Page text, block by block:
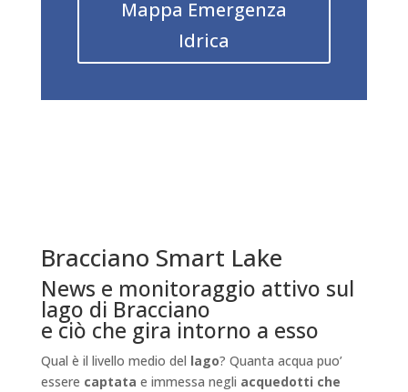
synonyms, and compare contexts so that
new words stick. By practicing with
sentences and listening to pronunciations,
more confidently in writing and speech.
turns passive recognition into active
mastery. Combine lookups with reading
and speaking tasks, and treat the
translator as a bridge between
encountering unfamiliar items and making
them part of your productive repertoire.
Mappa Emergenza
Idrica
Bracciano Smart Lake
News e monitoraggio attivo sul
lago di Bracciano
e ciò che gira intorno a esso
Qual è il livello medio del lago? Quanta acqua puo’
essere captata e immessa negli acquedotti che